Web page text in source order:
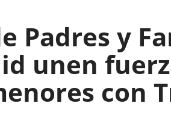
Padres y
unen
con